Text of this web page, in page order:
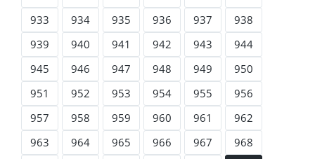
933
934 935 936 937
938
939
940 941 942 943
944
945
946 947 948 949
950
951
952 953 954 955
956
957
958 959 960 961
962
963
964 965 966 967
968